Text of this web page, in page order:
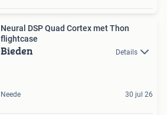
Neural DSP Quad Cortex met Thon
flightcase
Bieden Details
Neede 30 jul 26